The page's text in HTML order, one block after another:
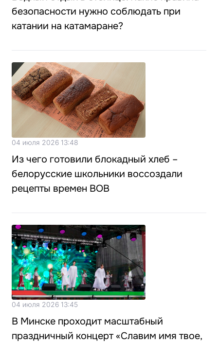
безопасности нужно соблюдать при
катании на катамаране?
04 июля 2026 13:48
Из чего готовили блокадный хлеб –
белорусские школьники воссоздали
рецепты времен ВОВ
04 июля 2026 13:45
В Минске проходит масштабный
праздничный концерт «Славим имя твое,